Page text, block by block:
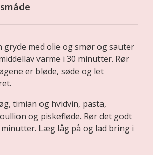
gryde med olie og smør og sauter
varme i 30 minutter. Rør
er bløde, søde og let
timian og hvidvin, pasta,
og piskefløde. Rør det godt
Læg låg på og lad bring i